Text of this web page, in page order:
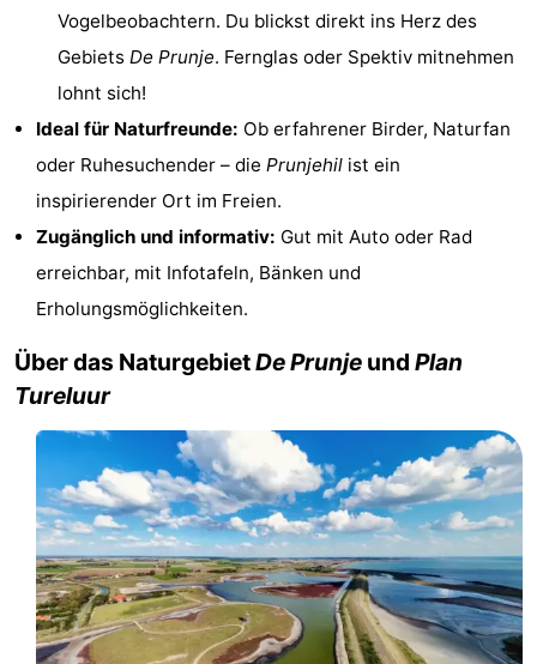
Lastminutes
Sehen
tun
Museen
Denkmäler
-
Aussichtspunkte
Attraktionen
Rundfahrten
Vogelbeobachtern. Du blickst direkt ins Herz des
Gebiets De Prunje. Fernglas oder Spektiv mitnehmen
lohnt sich!
Ideal für Naturfreunde: Ob erfahrener Birder, Naturfan
oder Ruhesuchender – die Prunjehil ist ein
inspirierender Ort im Freien.
Zugänglich und informativ: Gut mit Auto oder Rad
erreichbar, mit Infotafeln, Bänken und
Erholungsmöglichkeiten.
Über das NaturgebietDe Prunje und Plan
Tureluur